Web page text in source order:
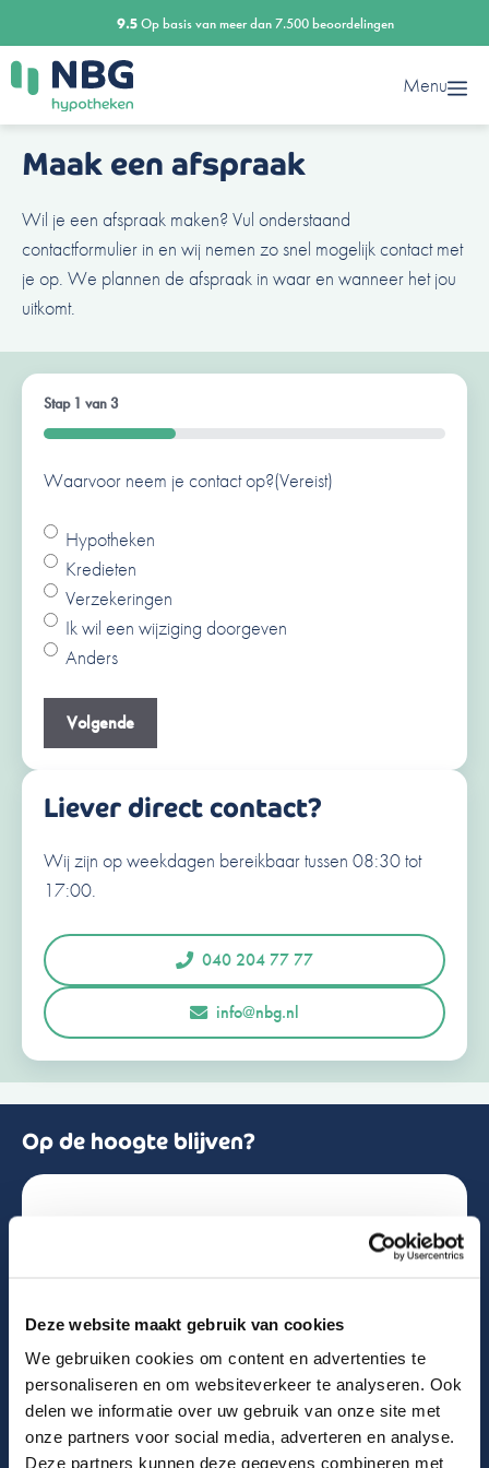
Deze website maakt gebruik van cookies
We gebruiken cookies om content en advertenties te
personaliseren en om websiteverkeer te analyseren. Ook
delen we informatie over uw gebruik van onze site met
onze partners voor social media, adverteren en analyse.
Deze partners kunnen deze gegevens combineren met
naar
de
inhoud
9.5Op basis van meer dan 7.500 beoordelingen
Menu
Maak een afspraak
Wil je een afspraak maken? Vul onderstaand
contactformulier in en wij nemen zo snel mogelijk contact met
je op. We plannen de afspraak in waar en wanneer het jou
uitkomt.
Stap 1 van3
33%
Waarvoor neem je contact op?(Vereist)
Hypotheken
Kredieten
Verzekeringen
Ik wil een wijziging doorgeven
Anders
Ben je al een klant van ons?(Vereist)
Ja
Nee
Naam(Vereist)
V
o
r
a
m
e
r
n
a
m
Je e-mailadres
Je telefoonnummer(Vereist)
e
r
a
1
Opmerkingen of vragen
Liever direct contact?
Wij zijn op weekdagen bereikbaar tussen 08:30 tot
17:00.
040 204 77 77
info@nbg.nl
Op de hoogte blijven?
Schrijf je in voor de nieuwsbrief!
Email